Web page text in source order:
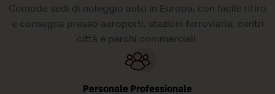
Comode sedi di noleggio auto in Europa, con facile ritiro
e consegna presso aeroporti, stazioni ferroviarie, centri
città e parchi commerciali.
Personale Professionale